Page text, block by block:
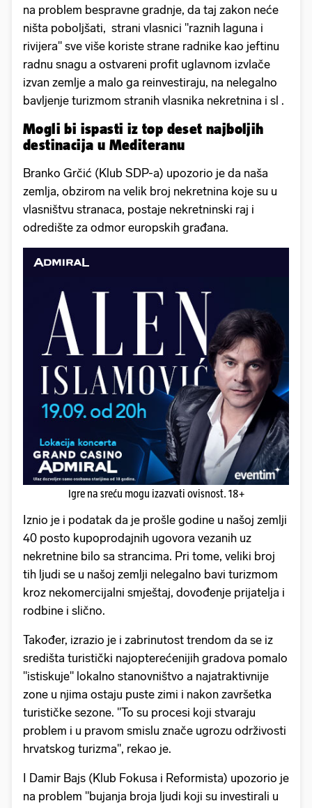
na problem bespravne gradnje, da taj zakon neće
ništa poboljšati, strani vlasnici "raznih laguna i
rivijera" sve više koriste strane radnike kao jeftinu
radnu snagu a ostvareni profit uglavnom izvlače
izvan zemlje a malo ga reinvestiraju, na nelegalno
bavljenje turizmom stranih vlasnika nekretnina i sl .
Mogli bi ispasti iz top deset najboljih
destinacija u Mediteranu
Branko Grčić (Klub SDP-a) upozorio je da naša
zemlja, obzirom na velik broj nekretnina koje su u
vlasništvu stranaca, postaje nekretninski raj i
odredište za odmor europskih građana.
Igre na sreću mogu izazvati ovisnost. 18+
Iznio je i podatak da je prošle godine u našoj zemlji
40 posto kupoprodajnih ugovora vezanih uz
nekretnine bilo sa strancima. Pri tome, veliki broj
tih ljudi se u našoj zemlji nelegalno bavi turizmom
kroz nekomercijalni smještaj, dovođenje prijatelja i
rodbine i slično.
Također, izrazio je i zabrinutost trendom da se iz
središta turistički najopterećenijih gradova pomalo
"istiskuje" lokalno stanovništvo a najatraktivnije
zone u njima ostaju puste zimi i nakon završetka
turističke sezone. "To su procesi koji stvaraju
problem i u pravom smislu znače ugrozu održivosti
hrvatskog turizma", rekao je.
I Damir Bajs (Klub Fokusa i Reformista) upozorio je
na problem "bujanja broja ljudi koji su investirali u